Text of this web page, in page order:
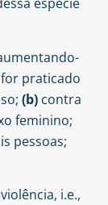
praticado
(b) contra
feminino;
pessoas;
i.e.,